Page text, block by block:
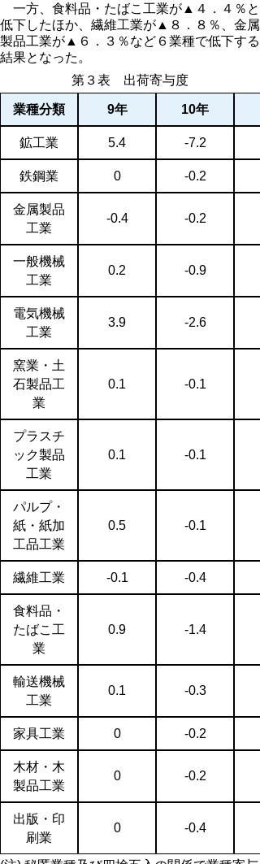
一方、食料品・たばこ工業が▲４．４％と
低下したほか、繊維工業が▲８．８％、金属
製品工業が▲６．３％など６業種で低下する
結果となった。
第３表 出荷寄与度
業種分類 9年 10年
鉱工業 5.4 -7.2
鉄鋼業 0 -0.2
金属製品
工業
-0.4 -0.2
一般機械
工業
0.2 -0.9
電気機械
工業
3.9 -2.6
窯業・土
石製品工
業
0.1 -0.1
プラスチ
ック製品
工業
0.1 -0.1
パルプ・
紙・紙加
工品工業
0.5 -0.1
繊維工業 -0.1 -0.4
食料品・
たばこ工
業
0.9 -1.4
輸送機械
工業
0.1 -0.3
家具工業 0 -0.2
木材・木
製品工業
0 -0.2
出版・印
刷業
0 -0.4